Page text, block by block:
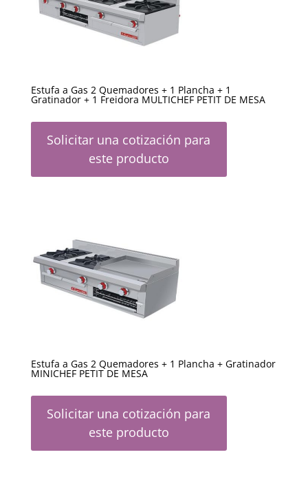
Estufa a Gas 2 Quemadores + 1 Plancha + 1
Gratinador + 1 Freidora MULTICHEF PETIT DE MESA
Solicitar una cotización para
este producto
Estufa a Gas 2 Quemadores + 1 Plancha + Gratinador
MINICHEF PETIT DE MESA
Solicitar una cotización para
este producto